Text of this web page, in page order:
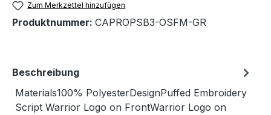
Zum Merkzettel hinzufügen
Produktnummer: CAPROPSB3-OSFM-GR
Beschreibung
Materials100% PolyesterDesignPuffed Embroidery
Script Warrior Logo on FrontWarrior Logo on